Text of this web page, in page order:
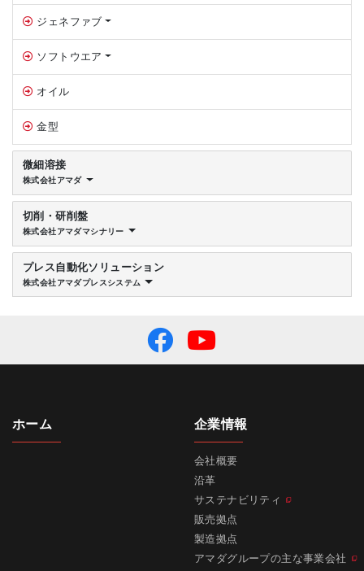
ジェネファブ
ソフトウエア
オイル
金型
微細溶接
株式会社アマダ
切削・研削盤
株式会社アマダマシナリー
プレス自動化ソリューション
株式会社アマダプレスシステム
ホーム 企業情報
会社概要
沿革
サステナビリティ
販売拠点
製造拠点
アマダグループの主な事業会社